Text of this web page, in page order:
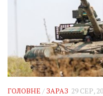
Belles lettres
Агітатор
Музика революції
ГОЛОВНЕ / ЗАРАЗ 29 СЕР,